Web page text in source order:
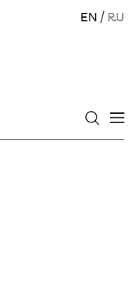
EN / RU